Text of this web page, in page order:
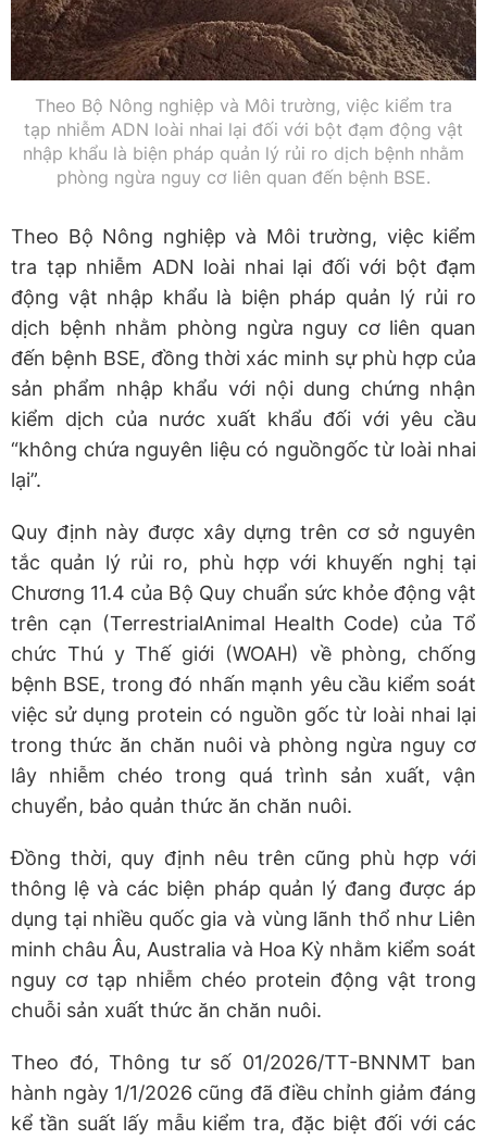
Theo Bộ Nông nghiệp và Môi trường, việc kiểm tra
tạp nhiễm ADN loài nhai lại đối với bột đạm động vật
nhập khẩu là biện pháp quản lý rủi ro dịch bệnh nhằm
phòng ngừa nguy cơ liên quan đến bệnh BSE.
Theo Bộ Nông nghiệp và Môi trường, việc kiểm
tra tạp nhiễm ADN loài nhai lại đối với bột đạm
động vật nhập khẩu là biện pháp quản lý rủi ro
dịch bệnh nhằm phòng ngừa nguy cơ liên quan
đến bệnh BSE, đồng thời xác minh sự phù hợp của
sản phẩm nhập khẩu với nội dung chứng nhận
kiểm dịch của nước xuất khẩu đối với yêu cầu
“không chứa nguyên liệu có nguồngốc từ loài nhai
lại”.
Quy định này được xây dựng trên cơ sở nguyên
tắc quản lý rủi ro, phù hợp với khuyến nghị tại
Chương 11.4 của Bộ Quy chuẩn sức khỏe động vật
trên cạn (TerrestrialAnimal Health Code) của Tổ
chức Thú y Thế giới (WOAH) về phòng, chống
bệnh BSE, trong đó nhấn mạnh yêu cầu kiểm soát
việc sử dụng protein có nguồn gốc từ loài nhai lại
trong thức ăn chăn nuôi và phòng ngừa nguy cơ
lây nhiễm chéo trong quá trình sản xuất, vận
chuyển, bảo quản thức ăn chăn nuôi.
Đồng thời, quy định nêu trên cũng phù hợp với
thông lệ và các biện pháp quản lý đang được áp
dụng tại nhiều quốc gia và vùng lãnh thổ như Liên
minh châu Âu, Australia và Hoa Kỳ nhằm kiểm soát
nguy cơ tạp nhiễm chéo protein động vật trong
chuỗi sản xuất thức ăn chăn nuôi.
Theo đó, Thông tư số 01/2026/TT-BNNMT ban
hành ngày 1/1/2026 cũng đã điều chỉnh giảm đáng
kể tần suất lấy mẫu kiểm tra, đặc biệt đối với các